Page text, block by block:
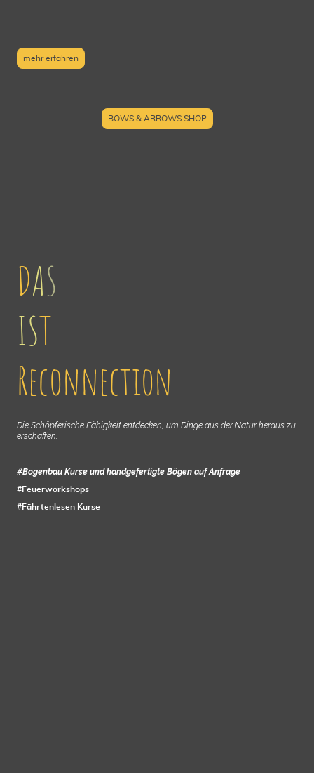
mehr erfahren
BOWS & ARROWS SHOP
DAS
IST
Reconnection
Die Schöpferische Fähigkeit entdecken, um Dinge aus der Natur heraus zu
erschaffen.
#Bogenbau Kurse und handgefertigte Bögen auf Anfrage
#Feuerworkshops
#Fährtenlesen Kurse